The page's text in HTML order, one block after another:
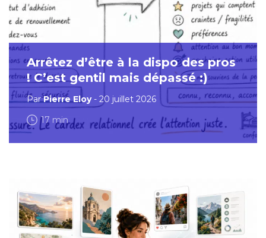
Arrêtez d’être à la dispo des pros
! C’est gentil mais dépassé :)
ParPierre Eloy- 20 juillet 2026
17 min